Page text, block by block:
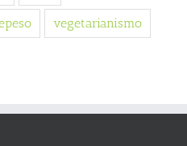
vegetarianismo